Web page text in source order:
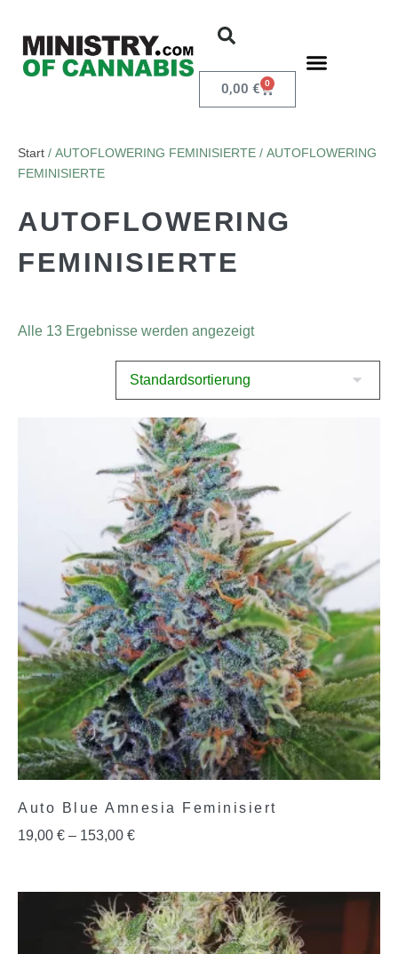
0,00 € 0
Start / AUTOFLOWERING FEMINISIERTE / AUTOFLOWERING
FEMINISIERTE
AUTOFLOWERING
FEMINISIERTE
Alle 13 Ergebnisse werden angezeigt
Auto Blue Amnesia Feminisiert
19,00 € – 153,00 €